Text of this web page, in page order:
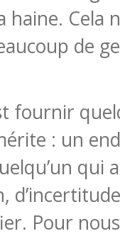
haine. Cela
de
fournir
: un
qui
Pour